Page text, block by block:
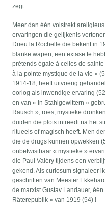
zegt.
Meer dan één volstrekt
ervaringen die gelijkenis
Drieu la Rochelle die bekent in
blanke wapen, een extase te
prétends égale à celles de
à la pointe mystique de la vie »
1914-18, heeft uitvoerig
oorlog als inwendige ervaring
en van « In Stahlgewittern »
Rausch », roes, mystieke
duiden die plots intreedt na het
ritueels of magisch heeft. Men
die de drugs kunnen opwekken
onbetwistbaar « mystieke »
die Paul Valéry tijdens een
gekend. Als curiosum signaleer
geschriften van Meester
de marxist Gustav Landauer,
Räterepublik » van 1919 (54) !